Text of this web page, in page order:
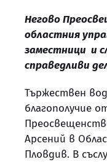
Негово
областния
заместници и
справедливи
Тържествен
благополучие
Арсений в
Пловдив. В